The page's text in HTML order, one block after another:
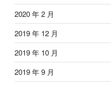
2020 年 2 月
2019 年 12 月
2019 年 10 月
2019 年 9 月